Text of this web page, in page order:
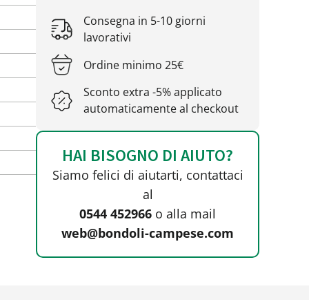
Consegna in 5-10 giorni
lavorativi
Ordine minimo 25€
Sconto extra -5% applicato
automaticamente al checkout
HAI BISOGNO DI AIUTO?
Siamo felici di aiutarti, contattaci
al
0544 452966 o alla mail
web@bondoli-campese.com